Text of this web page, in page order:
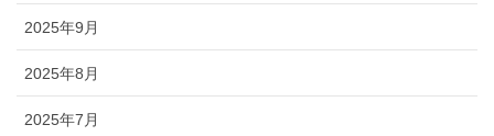
2025年9月
2025年8月
2025年7月